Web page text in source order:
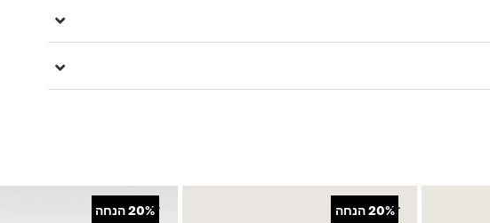
+
20%הנחה +
20%הנחה